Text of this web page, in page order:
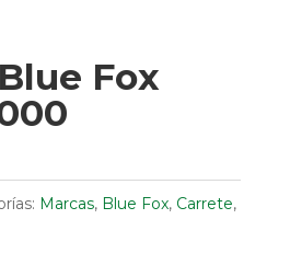
Fox
Marcas, Blue Fox, Carrete,